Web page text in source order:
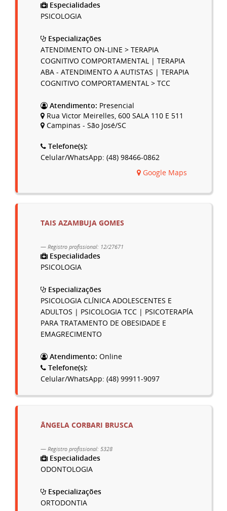
Especialidades
PSICOLOGIA
Especializações
ATENDIMENTO ON-LINE > TERAPIA
COGNITIVO COMPORTAMENTAL | TERAPIA
ABA - ATENDIMENTO A AUTISTAS | TERAPIA
COGNITIVO COMPORTAMENTAL > TCC
Atendimento: Presencial
Rua Victor Meirelles, 600 SALA 110 E 511
Campinas - São José/SC
Telefone(s):
Celular/WhatsApp: (48) 98466-0862
Google Maps
TAIS AZAMBUJA GOMES
Registro profissional: 12/27671
Especialidades
PSICOLOGIA
Especializações
PSICOLOGIA CLÍNICA ADOLESCENTES E
ADULTOS | PSICOLOGIA TCC | PSICOTERAPÍA
PARA TRATAMENTO DE OBESIDADE E
EMAGRECIMENTO
Atendimento: Online
Telefone(s):
Celular/WhatsApp: (48) 99911-9097
ÂNGELA CORBARI BRUSCA
Registro profissional: 5328
Especialidades
ODONTOLOGIA
Especializações
ORTODONTIA